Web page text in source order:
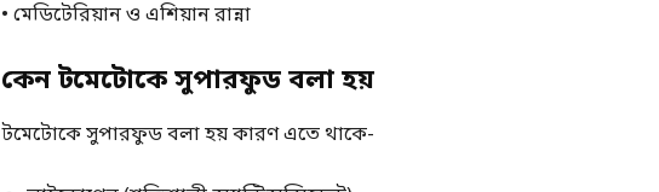
• মেডিটেরিয়ান ও এশিয়ান রান্না
কেন টমেটোকে সুপারফুড বলা হয়
টমেটোকে সুপারফুড বলা হয় কারণ এতে থাকে-